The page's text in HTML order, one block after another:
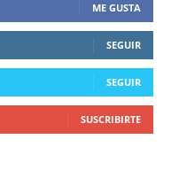
ME GUSTA
SEGUIR
SEGUIR
SUSCRIBIRTE